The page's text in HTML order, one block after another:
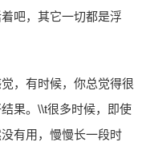
吧，其它一切都是浮
，有时候，你总觉得很
果。\\t很多时候，即使
有用，慢慢长一段时